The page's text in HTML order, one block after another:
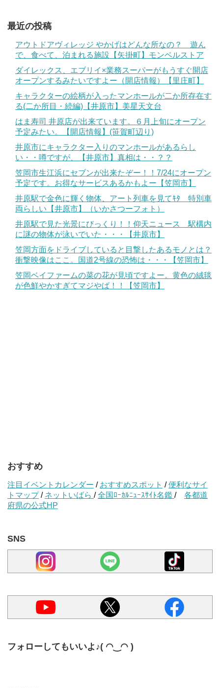
最近の投稿
アウトドアヴィレッジ やかげはどんな所なの？ 遊ん
で、食べて、泊まれる施設【矢掛町】モンベルストア
ダイレックス、エブリイ×業務スーパーがもうすぐ開店
オープンするみたいですよー（開店情報）【里庄町】
キャラクターの絵柄が入ったマンホールが二か所存在す
る(二か所目・続編)【井原市】美星天文台
はま寿司 井原店が出来ています。６月上旬にオープン
予定みたい。【開店情報】(笹賀町辺り)
井原市にキャラクター入りのマンホールがあるらし
い・・噂ですが、【井原市】真相は・・？？
笠岡市生江浜にセブンが出来たぞー！！7/24にオープン
予定です。お得なサービスあるかもよー【笠岡市】
井原駅で金色に輝く物体、アート列車を見てｷﾀ 特別車
両らしい【井原市】（いかさつーフォト）
井原駅で見た光景にびっくり！！仰天ニュース 駅構内
に謎の物体が泳いでいた・・・【井原市】
笠岡方面をドライブしていると目撃したあるモノとは？
衝撃映像はここ。国道2号線の恐怖は・・・【笠岡市】
笠岡ベイファームの菜の花が見頃ですよー。黄色の絨毯
が色鮮やかすぎてマジやば！！【笠岡市】
おすすめ
注目イベントカレンダー / おすすめスポット /便利なサイ
トマップ/ ネットいばら /全国ﾛｰｶﾙﾆｭｰｽｻｲﾄ名鑑 / 各都道
府県の公式HP
SNS
フォローしてもいいよ♪( ◠‿◠ )